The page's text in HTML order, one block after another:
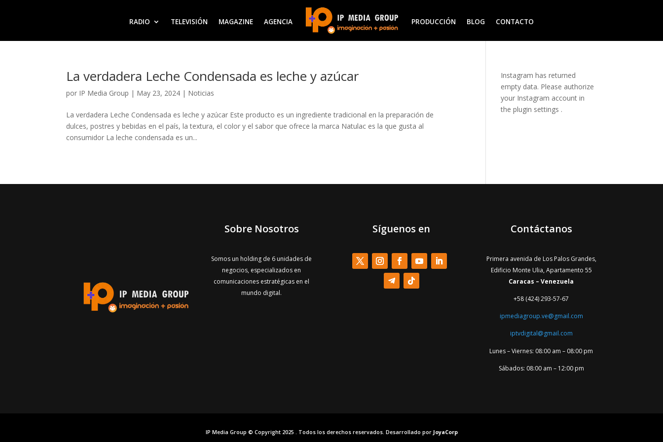
RADIO TELEVISIÓN MAGAZINE AGENCIA PRODUCCIÓN BLOG CONTACTO
La verdadera Leche Condensada es leche y azúcar
por IP Media Group | May 23, 2024 | Noticias
La verdadera Leche Condensada es leche y azúcar Este producto es un ingrediente tradicional en la preparación de
dulces, postres y bebidas en el país, la textura, el color y el sabor que ofrece la marca Natulac es la que gusta al
consumidor La leche condensada es un...
Instagram has returned
empty data. Please authorize
your Instagram account in
theplugin settings .
Sobre Nosotros
Somos un holding de 6 unidades de
negocios, especializados en
comunicaciones estratégicas en el
mundo digital.
Síguenos en Contáctanos
Primera avenida de Los Palos Grandes,
Edificio Monte Ulia, Apartamento 55
Caracas – Venezuela
+58 (424) 293-57-67
ipmediagroup.ve@gmail.com
iptvdigital@gmail.com
Lunes – Viernes: 08:00 am – 08:00 pm
Sábados: 08:00 am – 12:00 pm
IP Media Group © Copyright 2025 . Todos los derechos reservados. Desarrollado por JoyaCorp